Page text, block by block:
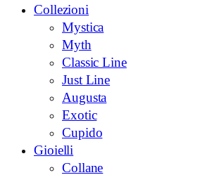
Collezioni
Mystica
Myth
Classic Line
Just Line
Augusta
Exotic
Cupido
Gioielli
Collane